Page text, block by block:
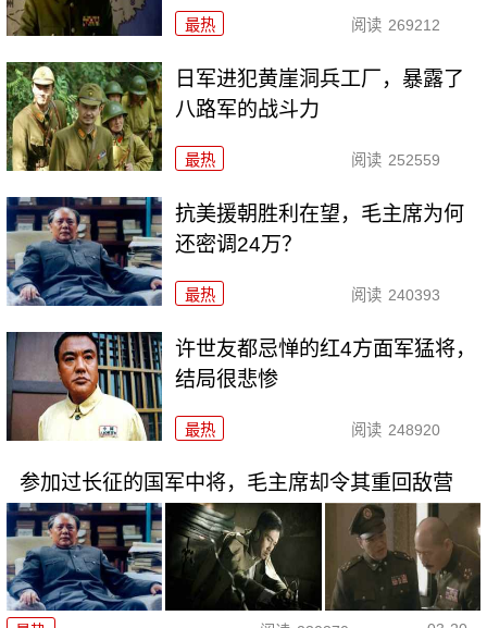
最热 阅读 269212
日军进犯黄崖洞兵工厂，暴露了
八路军的战斗力
最热 阅读 252559
抗美援朝胜利在望，毛主席为何
还密调24万？
最热 阅读 240393
许世友都忌惮的红4方面军猛将，
结局很悲惨
最热 阅读 248920
参加过长征的国军中将，毛主席却令其重回敌营